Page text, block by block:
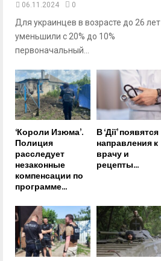
06.11.2024 0
Для украинцев в возрасте до 26 лет
уменьшили с 20% до 10%
первоначальный...
‘Короли Изюма’.
Полиция
расследует
незаконные
компенсации по
программе...
В ‘Дії’ появятся
направления к
врачу и
рецепты...